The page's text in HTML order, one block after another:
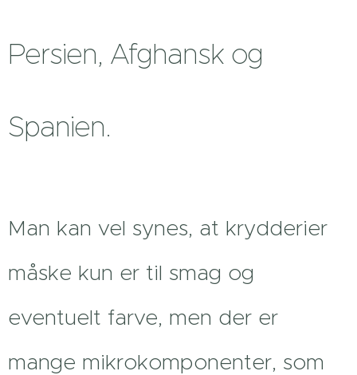
Persien, Afghansk og
Spanien.
Man kan vel synes, at krydderier
måske kun er til smag og
eventuelt farve, men der er
mange mikrokomponenter, som